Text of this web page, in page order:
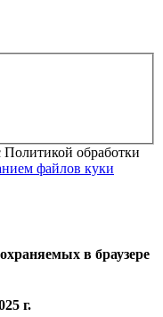
Политикой обработки
файлов куки
в браузере
г.